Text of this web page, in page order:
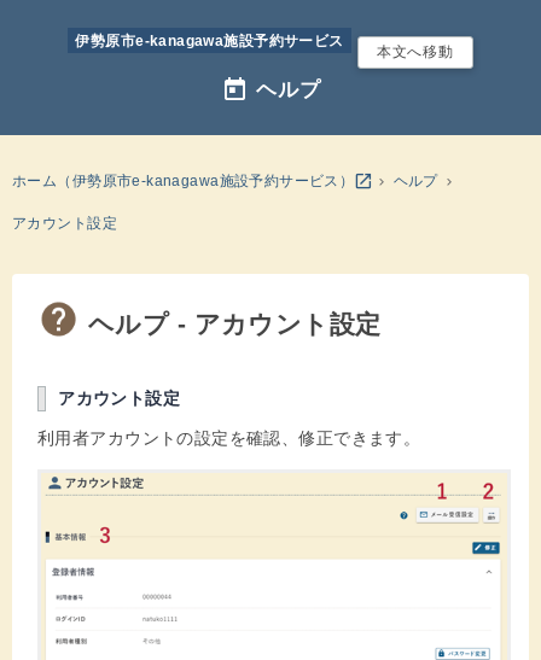
伊勢原市e-kanagawa施設予約サービス
本文へ移動
today ヘルプ
ホーム（伊勢原市e-kanagawa施設予約サービス） open_in_new ヘルプ
アカウント設定
ヘルプ - アカウント設定
アカウント設定
利用者アカウントの設定を確認、修正できます。